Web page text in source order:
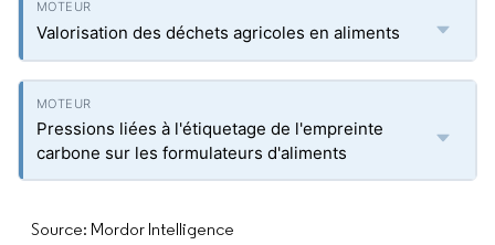
Valorisation des déchets agricoles en aliments
Pressions liées à l'étiquetage de l'empreinte
carbone sur les formulateurs d'aliments
Source: Mordor Intelligence